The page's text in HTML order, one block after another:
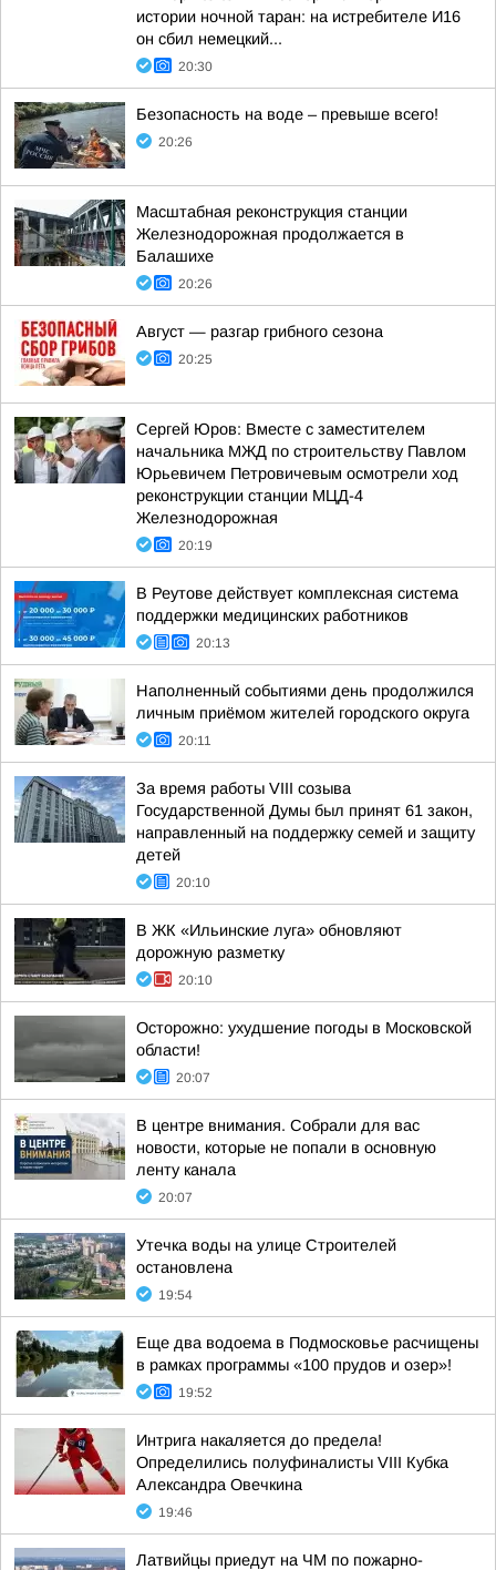
истории ночной таран: на истребителе И16
он сбил немецкий...
20:30
Безопасность на воде – превыше всего!
20:26
Масштабная реконструкция станции
Железнодорожная продолжается в
Балашихе
20:26
Август — разгар грибного сезона
20:25
Сергей Юров: Вместе с заместителем
начальника МЖД по строительству Павлом
Юрьевичем Петровичевым осмотрели ход
реконструкции станции МЦД-4
Железнодорожная
20:19
В Реутове действует комплексная система
поддержки медицинских работников
20:13
Наполненный событиями день продолжился
личным приёмом жителей городского округа
20:11
За время работы VIII созыва
Государственной Думы был принят 61 закон,
направленный на поддержку семей и защиту
детей
20:10
В ЖК «Ильинские луга» обновляют
дорожную разметку
20:10
Осторожно: ухудшение погоды в Московской
области!
20:07
В центре внимания. Собрали для вас
новости, которые не попали в основную
ленту канала
20:07
Утечка воды на улице Строителей
остановлена
19:54
Еще два водоема в Подмосковье расчищены
в рамках программы «100 прудов и озер»!
19:52
Интрига накаляется до предела!
Определились полуфиналисты VIII Кубка
Александра Овечкина
19:46
Латвийцы приедут на ЧМ по пожарно-